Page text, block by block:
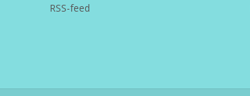
RSS-feed